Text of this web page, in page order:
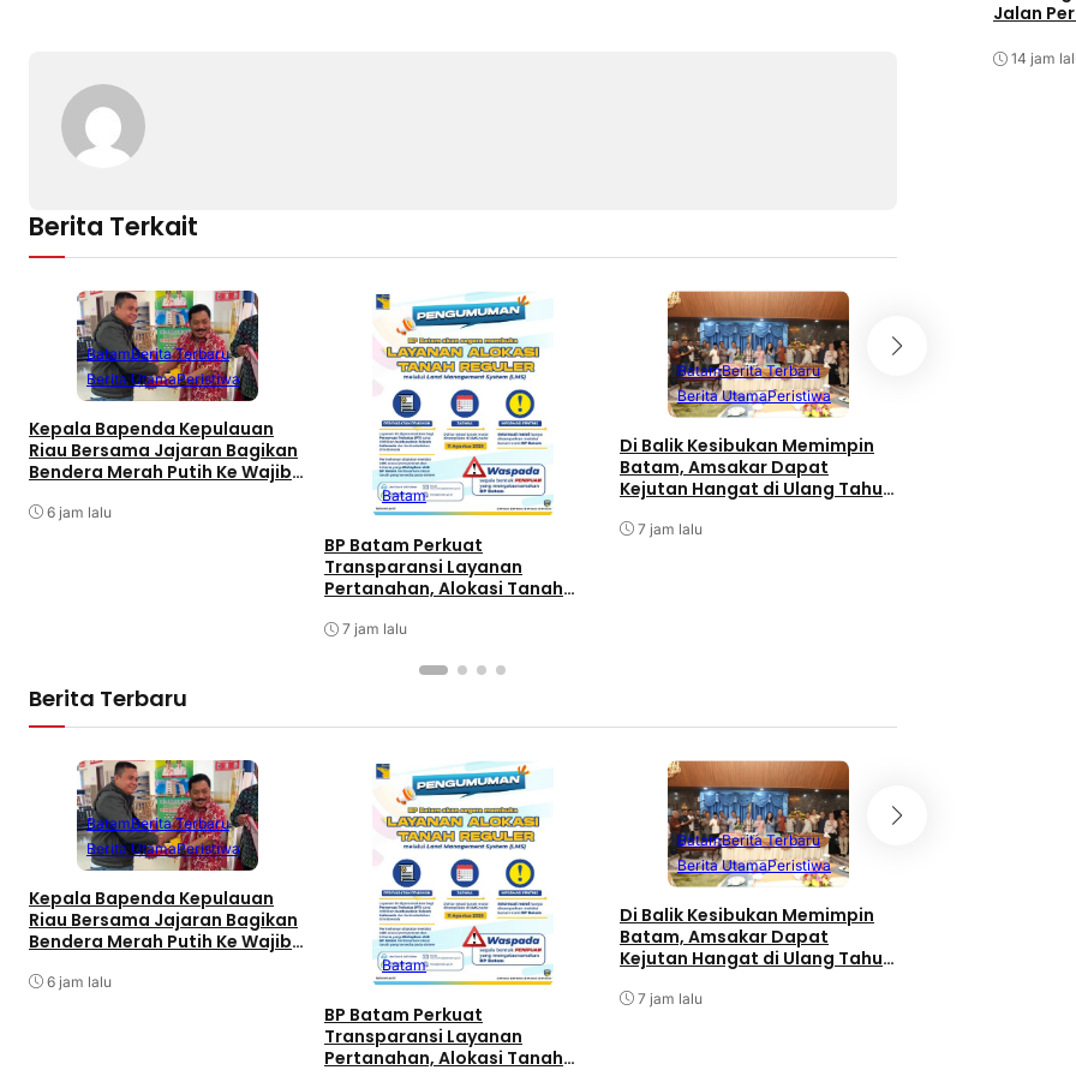
Berita Terkait
BatamBerita Terbaru
Berita UtamaPeristiwa
Kepala Bapenda Kepulauan
Riau Bersama Jajaran Bagikan
Bendera Merah Putih Ke Wajib
Kantor Samsat
6 jam lalu
Batam
BP Batam Perkuat
Transparansi Layanan
Pertanahan, Alokasi Tanah
LMS7 jam lalu
BatamBerita Terbaru
Berita UtamaPeristiwa
Di Balik Kesibukan Memimpin
Batam, Amsakar Dapat
Kejutan Hangat di Ulang Tahun
7 jam lalu
Berita Terbaru
BatamBerita Terbaru
Berita UtamaPeristiwa
Kepala Bapenda Kepulauan
Riau Bersama Jajaran Bagikan
Bendera Merah Putih Ke Wajib
Kantor Samsat
6 jam lalu
Batam
BP Batam Perkuat
Transparansi Layanan
Pertanahan, Alokasi Tanah
BatamBerita Terbaru
Berita UtamaPeristiwa
Di Balik Kesibukan Memimpin
Batam, Amsakar Dapat
Kejutan Hangat di Ulang Tahun
7 jam lalu
Jalan
14 jam